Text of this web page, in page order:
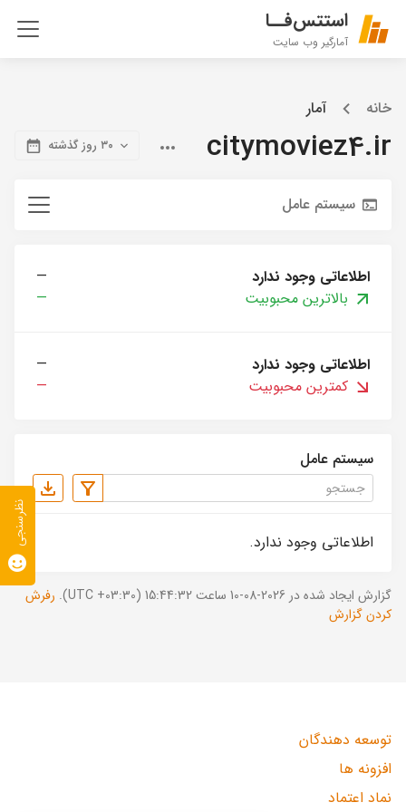
استتس‌فــا
آمارگیر وب سایت
خانه آمار
citymoviez4.ir ۳۰ روز گذشته
سیستم عامل
اطلاعاتی وجود ندارد
—
بالاترین محبوبیت
—
اطلاعاتی وجود ندارد
—
کمترین محبوبیت
—
سیستم عامل
اطلاعاتی وجود ندارد.
گزارش ایجاد شده در 2026-08-10 ساعت 15:44:32 (UTC +03:30).
رفرش
کردن گزارش
توسعه دهندگان
افزونه ها
نماد اعتماد
نظرسنجی